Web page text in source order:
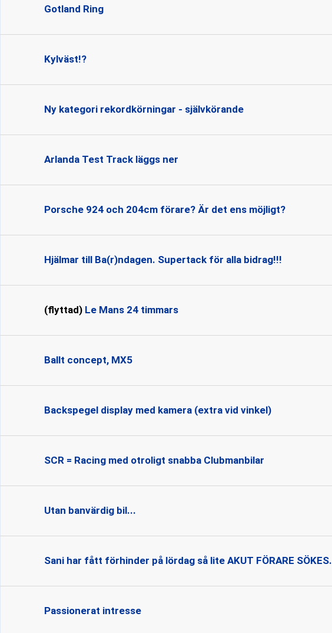
Gotland Ring
Kylväst!?
Ny kategori rekordkörningar - självkörande
Arlanda Test Track läggs ner
Porsche 924 och 204cm förare? Är det ens möjligt?
Hjälmar till Ba(r)ndagen. Supertack för alla bidrag!!!
(flyttad) Le Mans 24 timmars
Ballt concept, MX5
Backspegel display med kamera (extra vid vinkel)
SCR = Racing med otroligt snabba Clubmanbilar
Utan banvärdig bil...
Sani har fått förhinder på lördag så lite AKUT FÖRARE SÖKES.
Passionerat intresse